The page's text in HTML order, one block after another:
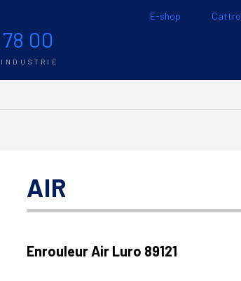
00
E-shop
AIR
Enrouleur Air Luro 89121